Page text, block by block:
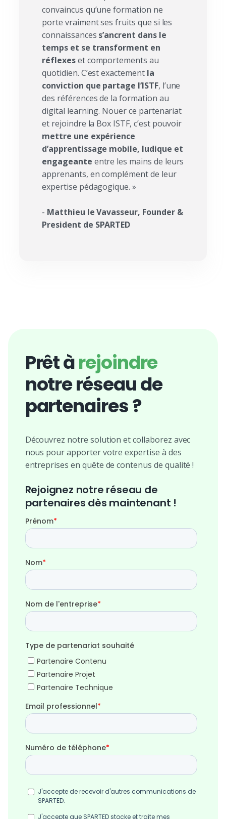
convaincus qu’une formation ne
porte vraiment ses fruits que si les
connaissances s’ancrent dans le
temps et se transforment en
réflexeset comportements au
quotidien. C’est exactement la
conviction que partage l’ISTF, l’une
des références de la formation au
digital learning. Nouer ce partenariat
et rejoindre la Box ISTF, c’est pouvoir
mettre une expérience
d’apprentissage mobile, ludique et
engageante entre les mains de leurs
apprenants, en complément de leur
expertise pédagogique. »
- Matthieu le Vavasseur, Founder &
President de SPARTED
Prêt àrejoindre
notre réseau de
partenaires ?
Découvrez notre solution et collaborez avec
nous pour apporter votre expertise à des
entreprises en quête de contenus de qualité !
Rejoignez notre réseau de
partenaires dès maintenant !